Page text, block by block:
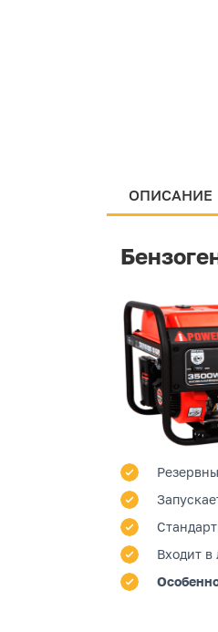
ОПИСАНИЕ
Входит в